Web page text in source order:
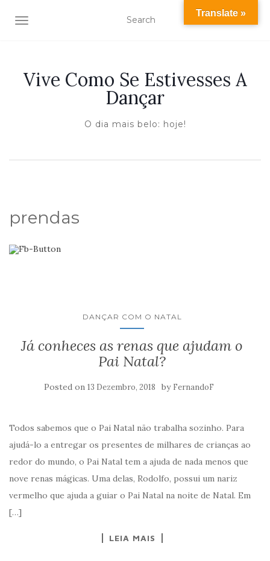
TOGGLE NAVIGATION
Vive Como Se Estivesses A
Dançar
O dia mais belo: hoje!
prendas
DANÇAR COM O NATAL
Já conheces as renas que ajudam o
Pai Natal?
Posted on 13 Dezembro, 2018 by FernandoF
Todos sabemos que o Pai Natal não trabalha sozinho. Para
ajudá-lo a entregar os presentes de milhares de crianças ao
redor do mundo, o Pai Natal tem a ajuda de nada menos que
nove renas mágicas. Uma delas, Rodolfo, possui um nariz
vermelho que ajuda a guiar o Pai Natal na noite de Natal. Em
[…]
LEIA MAIS
Translate »